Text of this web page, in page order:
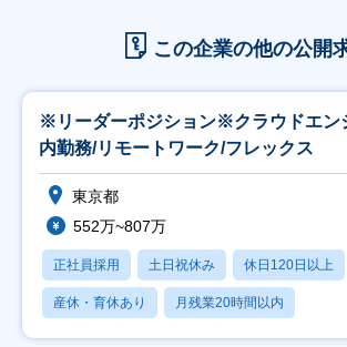
この企業の他の公開
※リーダーポジション※クラウドエ
内勤務/リモートワーク/フレックス
東京都
552万~807万
正社員採用 土日祝休み 休日120日以上
産休・育休あり 月残業20時間以内